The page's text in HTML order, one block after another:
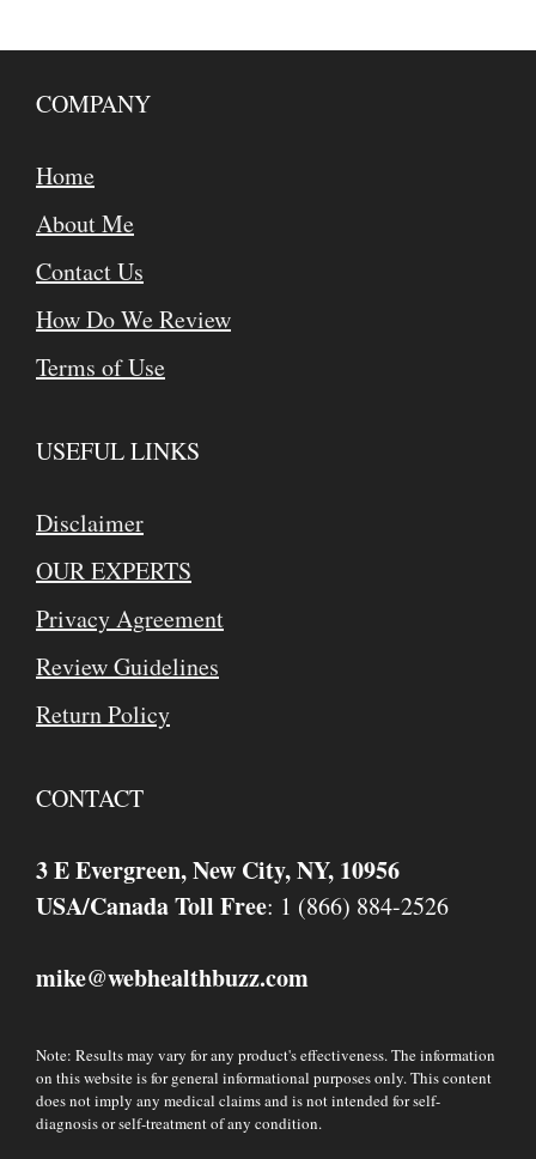
COMPANY
Home
About Me
Contact Us
How Do We Review
Terms of Use
USEFUL LINKS
Disclaimer
OUR EXPERTS
Privacy Agreement
Review Guidelines
Return Policy
CONTACT
3 E Evergreen, New City, NY, 10956
USA/Canada Toll Free: 1 (866) 884-2526
mike@webhealthbuzz.com
Note: Results may vary for any product's effectiveness. The information
on this website is for general informational purposes only. This content
does not imply any medical claims and is not intended for self-
diagnosis or self-treatment of any condition.